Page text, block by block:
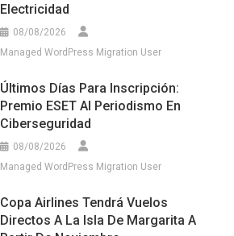
Electricidad
08/08/2026
Managed WordPress Migration User
Últimos Días Para Inscripción:
Premio ESET Al Periodismo En
Ciberseguridad
08/08/2026
Managed WordPress Migration User
Copa Airlines Tendrá Vuelos
Directos A La Isla De Margarita A